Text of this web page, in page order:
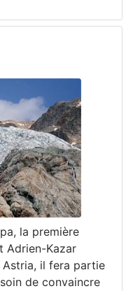
la première
Adrien-Kazar
Astria, il fera partie
de convaincre